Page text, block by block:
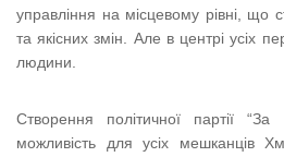
управління на місцевому рівні, що
та якісних змін. Але в центрі усіх
людини.
Створення політичної партії
можливість для усіх мешканців